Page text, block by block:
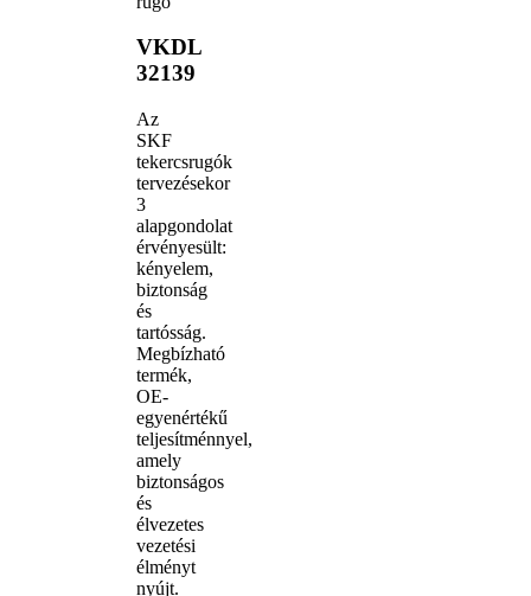
VKDL
32139
Az
SKF
tekercsrugók
tervezésekor
3
alapgondolat
érvényesült:
kényelem,
biztonság
és
tartósság.
Megbízható
termék,
OE-
egyenértékű
teljesítménnyel,
amely
biztonságos
és
élvezetes
vezetési
élményt
nyújt.